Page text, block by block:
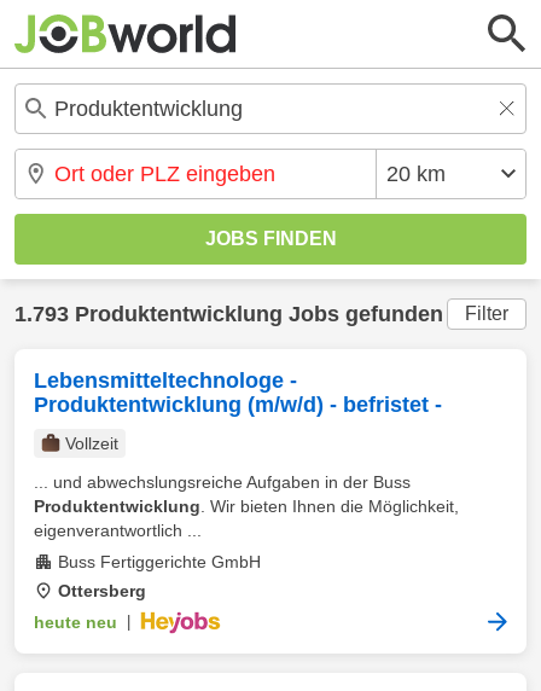
1.793 Produktentwicklung Jobs gefunden Filter
Lebensmitteltechnologe -
Produktentwicklung (m/w/d) - befristet -
Vollzeit
... und abwechslungsreiche Aufgaben in der Buss
Produktentwicklung . Wir bieten Ihnen die Möglichkeit,
eigenverantwortlich ...
Buss Fertiggerichte GmbH
Ottersberg
heute neu